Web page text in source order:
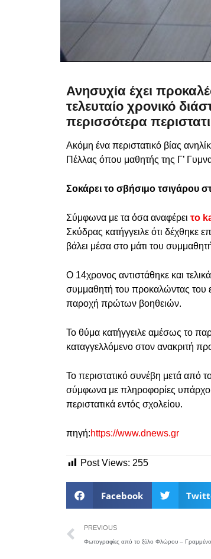
Ανησυχία έχει
τελευταίο χρονικό
περισσότερα
Ακόμη ένα περιστατικό βίας
Πέλλας όπου μαθητής της Γ’
Σοκάρει το σβήσιμο
Σύμφωνα με τα όσα αναφέρει το
Σκύδρας κατήγγειλε ότι δέχθηκε
βάλει μέσα στο μάτι του
Ο 14χρονος αντιστάθηκε και
συμμαθητή του προκαλώντας του
παροχή πρώτων βοηθειών.
Το θύμα κατήγγειλε αμέσως το
καταγγελλόμενο στον ανακριτή
Το περιστατικό συνέβη μετά από
σύμφωνα με πληροφορίες
περιστατικά εντός σχολείου.
πηγή:https://www.dnews.gr
Post Views: 255
Facebook
PREVIOUS
Φωτογραφίες από το ξύλο Φλώρου –